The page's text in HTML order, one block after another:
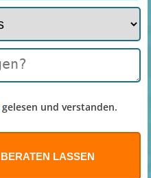
gelesen und verstanden.